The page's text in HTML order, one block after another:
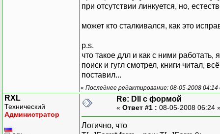
при отсутствии линкуется, но,
может кто сталкивался, как это
p.s.
что такое длл и как с ними работать,
поиск и гугл смотрел, книги читал,
поставил...
« Последнее редактирование: 08-05-2008
RXL
Технический
Администратор
Re: Dll с формой
« Ответ #1 : 08-05-2008 06:24
Логично, что